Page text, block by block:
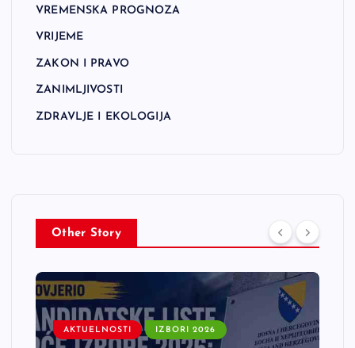
VREMENSKA PROGNOZA
VRIJEME
ZAKON I PRAVO
ZANIMLJIVOSTI
ZDRAVLJE I EKOLOGIJA
Other Story
AKTUELNOSTI IZBORI 2026